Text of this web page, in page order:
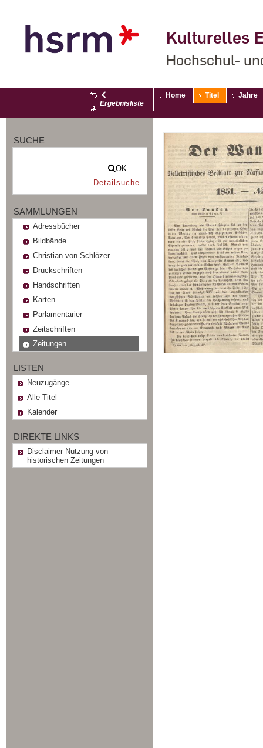
Kulturelles
Hochschul-
Ergebnisliste
Home Titel Jahre
SUCHE
OK
Detailsuche
SAMMLUNGEN
Adressbücher
Bildbände
Christian von Schlözer
Druckschriften
Handschriften
Karten
Parlamentarier
Zeitschriften
Zeitungen
LISTEN
Neuzugänge
Alle Titel
Kalender
DIREKTE LINKS
Disclaimer Nutzung von
historischen Zeitungen